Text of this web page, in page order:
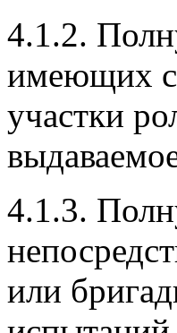
4.1.2.
имеющих
участки
4.1.3.
или